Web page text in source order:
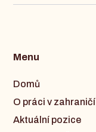
Menu
Domů
O práci v zahraničí
Aktuální pozice